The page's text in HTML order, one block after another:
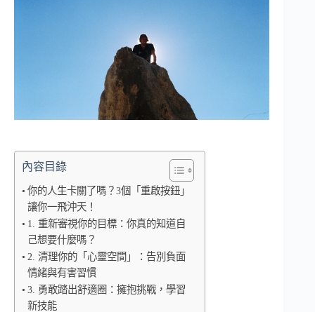
內容目錄
你的人生卡關了嗎？3個「重啟按鈕」
讓你一飛沖天！
1. 重新審視你的目標：你真的知道自
己想要什麼嗎？
2. 清理你的「心靈空間」：告別負面
情緒與有害習慣
3. 勇敢踏出舒適圈：擁抱挑戰，學習
新技能